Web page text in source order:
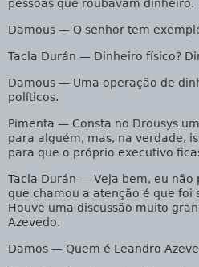
pessoas que roubavam dinheiro.
Damous — O senhor tem
Tacla Durán — Dinheiro físico?
Damous — Uma operação de
políticos.
Pimenta — Consta no Drousys
para alguém, mas, na verdade,
para que o próprio executivo
Tacla Durán — Veja bem, eu não
que chamou a atenção é que
Houve uma discussão muito
Azevedo.
Damos — Quem é Leandro